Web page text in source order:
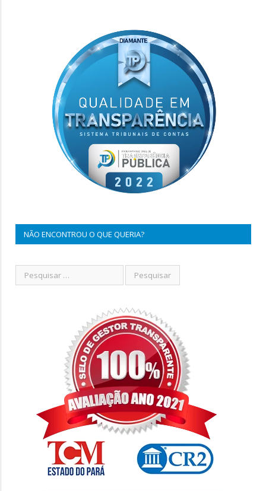
NÃO ENCONTROU O QUE QUERIA?